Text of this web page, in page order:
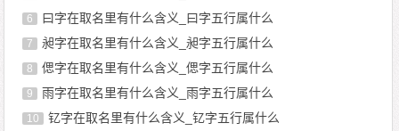
6 曰字在取名里有什么含义_曰字五行属什么
7 昶字在取名里有什么含义_昶字五行属什么
8 偲字在取名里有什么含义_偲字五行属什么
9 雨字在取名里有什么含义_雨字五行属什么
10 钇字在取名里有什么含义_钇字五行属什么